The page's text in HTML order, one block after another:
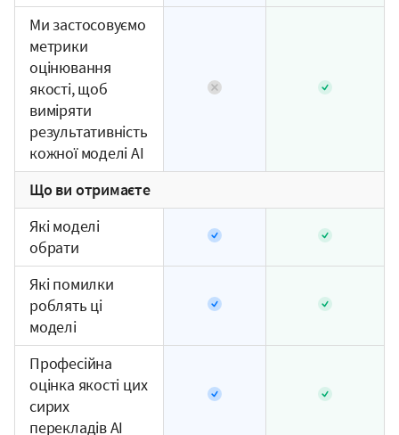
Ми застосовуємо
метрики
оцінювання
якості, щоб
виміряти
результативність
кожної моделі AI
Що ви отримаєте
Які моделі
обрати
Які помилки
роблять ці
моделі
Професійна
оцінка якості цих
сирих
перекладів AI